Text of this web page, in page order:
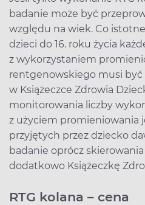
badanie może być
względu na wiek. Co
dzieci do 16. roku życia
z wykorzystaniem
rentgenowskiego musi
w Książeczce Zdrowia
monitorowania liczby
z użyciem promieniowania
przyjętych przez dziecko
badanie oprócz
dodatkowo Książeczkę
RTG kolana – cena